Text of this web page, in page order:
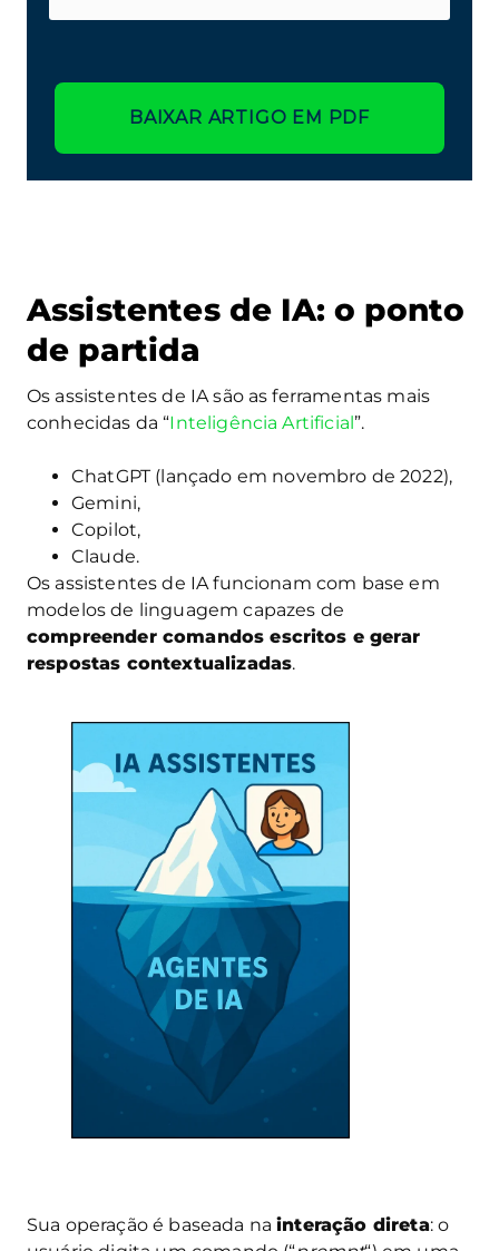
BAIXAR ARTIGO EM PDF
Assistentes de IA: o ponto
de partida
Os assistentes de IA são as ferramentas mais
conhecidas da “Inteligência Artificial ”.
ChatGPT (lançado em novembro de 2022),
Gemini,
Copilot,
Claude.
Os assistentes de IA funcionam com base em
modelos de linguagem capazes de
compreender comandos escritos e gerar
respostas contextualizadas.
Sua operação é baseada nainteração direta: o